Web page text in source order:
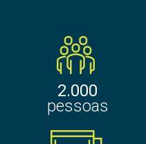
2.000
pessoas